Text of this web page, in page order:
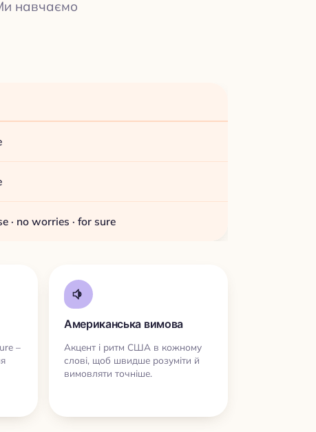
навчаємо
· no worries · for sure
–
Американська вимова
Акцент і ритм США в кожному
слові, щоб швидше розуміти й
вимовляти точніше.